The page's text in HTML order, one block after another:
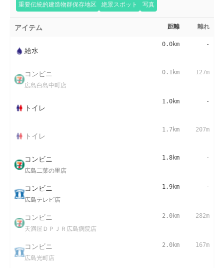
重要伝統的建造物群保存地区 絶景スポット 写真
アイテム 距離 離れ
給水
0.0km -
コンビニ
広島白島中町店
0.1km 127m
トイレ
1.0km -
トイレ
1.7km 207m
コンビニ
広島二葉の里店
1.8km -
コンビニ
広島テレビ店
1.9km -
コンビニ
天満屋ＤＰＪＲ広島病院店
2.0km 282m
コンビニ
広島光町店
2.0km 167m